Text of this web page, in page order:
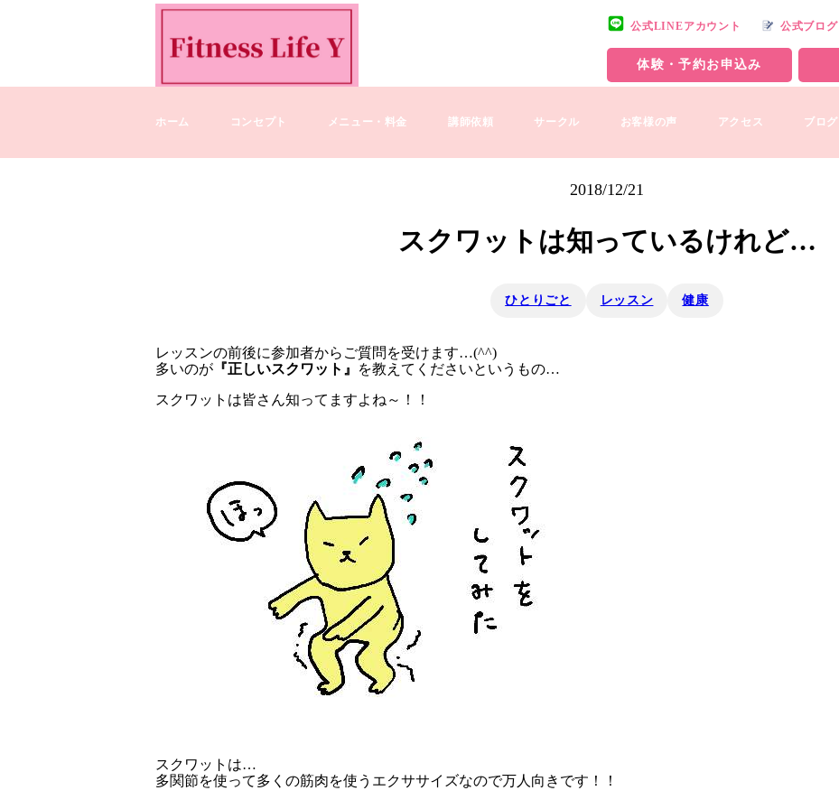
公式LINEアカウント 公式ブログ
体験・予約お申込み
ホーム コンセプト メニュー・料金 講師依頼 サークル お客様の声 アクセス ブログ
2018/12/21
スクワットは知っているけれど…
ひとりごと レッスン 健康
レッスンの前後に参加者からご質問を受けます…(^^)
多いのが 『正しいスクワット』
を教えてくださいというもの…
スクワットは皆さん知ってますよね～！！
スクワットは…
多関節を使って多くの筋肉を使うエクササイズなので万人向きです！！